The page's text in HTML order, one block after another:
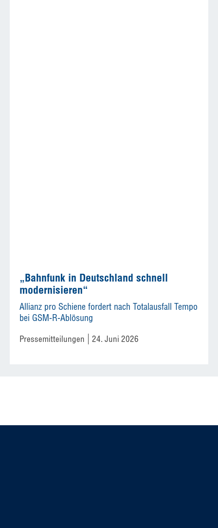
„Bahnfunk in Deutschland schnell
modernisieren“
Allianz pro Schiene fordert nach Totalausfall Tempo
bei GSM-R-Ablösung
Pressemitteilungen 24. Juni 2026